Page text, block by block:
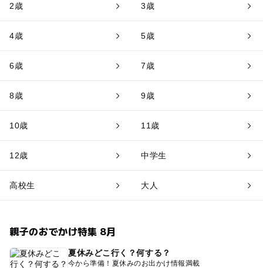
2歳 3歳
4歳 5歳
6歳 7歳
8歳 9歳
10歳 11歳
12歳 中学生
高校生 大人
親子のおでかけ特集 8月
夏休みどこ行く？何する？
今から準備！夏休みのお出かけ情報満載